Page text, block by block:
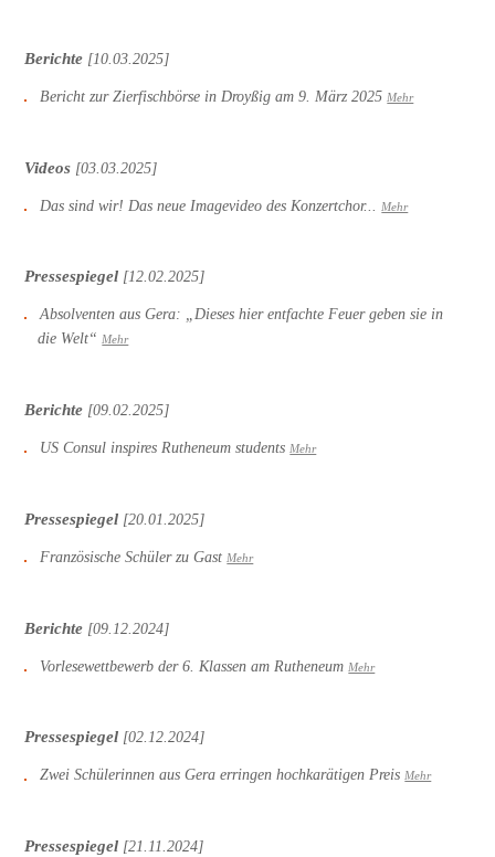
Berichte [10.03.2025]
Bericht zur Zierfischbörse in Droyßig am 9. März 2025 Mehr
Videos [03.03.2025]
Das sind wir! Das neue Imagevideo des Konzertchor... Mehr
Pressespiegel [12.02.2025]
Absolventen aus Gera: „Dieses hier entfachte Feuer geben sie in
die Welt“ Mehr
Berichte [09.02.2025]
US Consul inspires Rutheneum students Mehr
Pressespiegel [20.01.2025]
Französische Schüler zu Gast Mehr
Berichte [09.12.2024]
Vorlesewettbewerb der 6. Klassen am Rutheneum Mehr
Pressespiegel [02.12.2024]
Zwei Schülerinnen aus Gera erringen hochkarätigen Preis Mehr
Pressespiegel [21.11.2024]